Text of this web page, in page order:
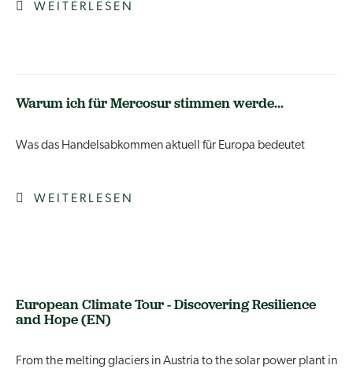
WEITERLESEN
Warum ich für Mercosur stimmen werde...
Was das Handelsabkommen aktuell für Europa bedeutet
WEITERLESEN
European Climate Tour - Discovering Resilience
and Hope (EN)
From the melting glaciers in Austria to the solar power plant in